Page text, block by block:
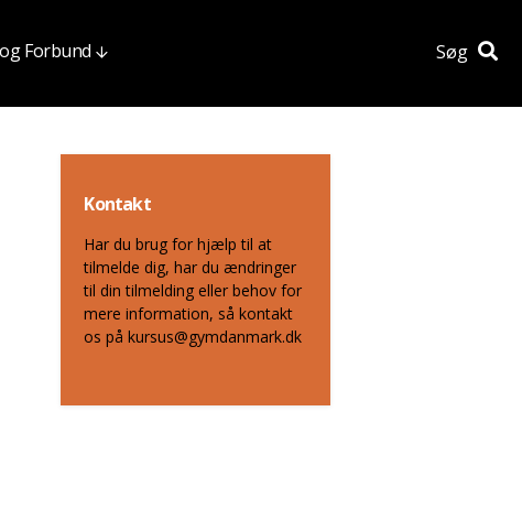
Forbund Søg
Kontakt
Har du brug for hjælp til at
tilmelde dig, har du ændringer
til din tilmelding eller behov for
mere information, så kontakt
os på kursus@gymdanmark.dk